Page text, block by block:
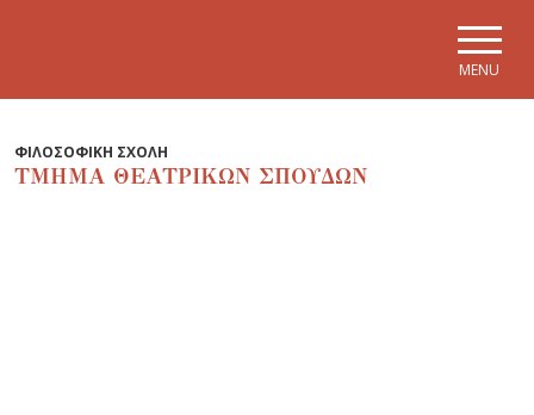
MENU
ΦΙΛΟΣΟΦΙΚΗ ΣΧΟΛΗ
ΤΜΗΜΑ ΘΕΑΤΡΙΚΩΝ ΣΠΟΥΔΩΝ